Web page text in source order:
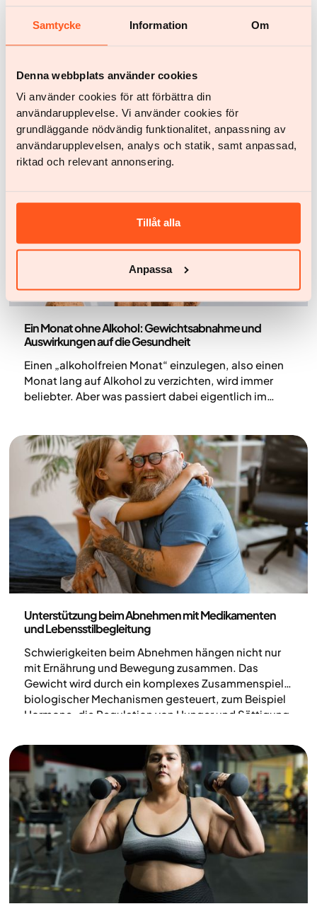
Samtycke Information Om
Denna webbplats använder cookies
Vi använder cookies för att förbättra din
användarupplevelse. Vi använder cookies för
grundläggande nödvändig funktionalitet, anpassning av
användarupplevelsen, analys och statik, samt anpassad,
riktad och relevant annonsering.
Tillåt alla
Anpassa
Medizin
Körperfettanteil berechnen – wie funktioniert das und
was sagt es über die Gesundheit aus?
Körpergewichts aus Fett bestehen. Er wird oft
zusammen mit BMI und Gewicht genutzt, um ein
besseres Gesamtbild der Gesundheit zu erhalten.
Aber wie berechnet man den Körperfettanteil
eigentlich, welche Methoden gibt es dafür und was
bedeuten die Zahlen wirklich?
Ein Monat ohne Alkohol: Gewichtsabnahme und
Auswirkungen auf die Gesundheit
Einen „alkoholfreien Monat“ einzulegen, also einen
Monat lang auf Alkohol zu verzichten, wird immer
beliebter. Aber was passiert dabei eigentlich im
Unterstützung beim Abnehmen mit Medikamenten
und Lebensstilbegleitung
Schwierigkeiten beim Abnehmen hängen nicht nur
mit Ernährung und Bewegung zusammen. Das
Gewicht wird durch ein komplexes Zusammenspiel
biologischer Mechanismen gesteuert, zum Beispiel
Hormone, die Regulation von Hunger und Sättigung
versucht haben, ihren Lebensstil zu verändern, aber
keine ausreichenden oder dauerhaften Erfolge
erzielt haben, kann eine medizinische Behandlung in
Kombination mit einer Lebensstilbegleitung eine
Option sein.